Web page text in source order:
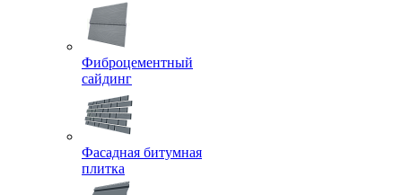
Фиброцементный
сайдинг
Фасадная битумная
плитка